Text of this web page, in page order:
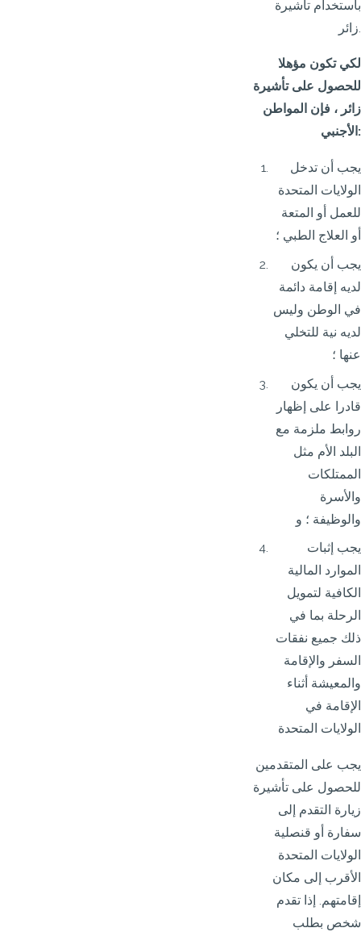
باستخدام تأشيرة
زائر.
لكي تكون مؤهلا
للحصول على تأشيرة
زائر ، فإن المواطن
الأجنبي:
الولايات المتحدة
للعمل أو المتعة
أو العلاج الطبي ؛
لديه إقامة دائمة
في الوطن وليس
لديه نية للتخلي
عنها ؛
قادرا على إظهار
روابط ملزمة مع
البلد الأم مثل
الممتلكات
والأسرة
والوظيفة ؛ و
الموارد المالية
الكافية لتمويل
الرحلة بما في
ذلك جميع نفقات
السفر والإقامة
والمعيشة أثناء
الإقامة في
الولايات المتحدة
يجب على المتقدمين
للحصول على تأشيرة
زيارة التقدم إلى
سفارة أو قنصلية
الولايات المتحدة
الأقرب إلى مكان
إقامتهم. إذا تقدم
شخص بطلب